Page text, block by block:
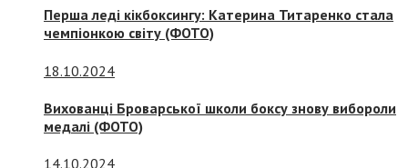
Перша леді кікбоксингу: Катерина Титаренко стала
чемпіонкою світу (ФОТО)
18.10.2024
Вихованці Броварської школи боксу знову вибороли
медалі (ФОТО)
14.10.2024